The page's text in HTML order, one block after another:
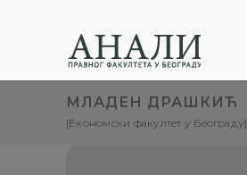
МЛАДЕН ДРАШКИЋ
[Економски факултет у Београду]